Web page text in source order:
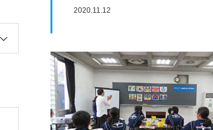
2020.11.12